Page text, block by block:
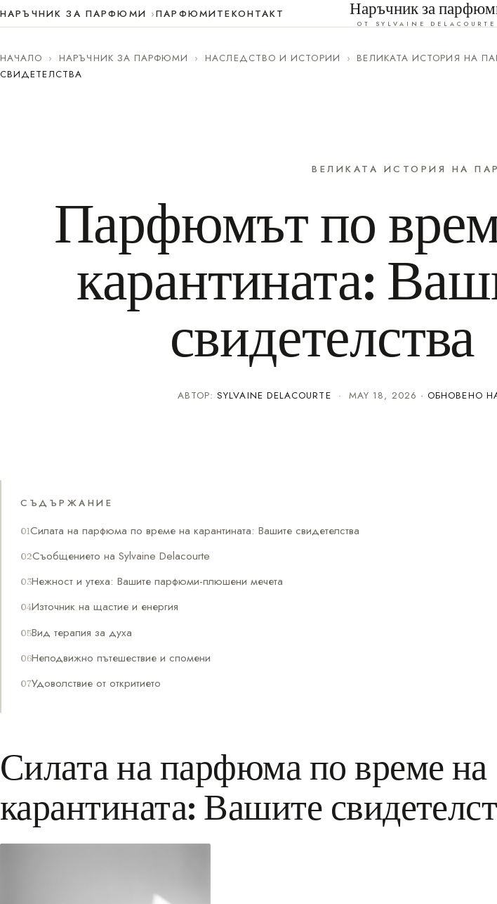
НАРЪЧНИК ЗА ПАРФЮМИ ПАРФЮМИТЕКОНТАКТ Наръчник за
ОТ SYLVAINE DELACOURTE
НАЧАЛО › НАРЪЧНИК ЗА ПАРФЮМИ › НАСЛЕДСТВО И ИСТОРИИ › ВЕЛИКАТА ИСТОРИЯ НА
СВИДЕТЕЛСТВА
ВЕЛИКАТА ИСТОРИЯ НА
Парфюмът по
карантината:
свидетелства
АВТОР:SYLVAINE DELACOURTE · MAY 18, 2026 · ОБНОВЕНО
СЪДЪРЖАНИЕ
Силата на парфюма по време на карантината: Вашите свидетелства
Съобщението на Sylvaine Delacourte
Нежност и утеха: Вашите парфюми-плюшени мечета
Източник на щастие и енергия
Вид терапия за духа
Неподвижно пътешествие и спомени
Удоволствие от откритието
Силата на парфюма по време на
карантината: Вашите